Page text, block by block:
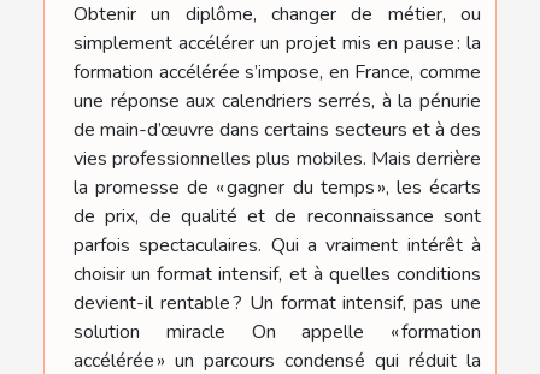
Obtenir un diplôme, changer de métier, ou
simplement accélérer un projet mis en pause : la
formation accélérée s’impose, en France, comme
une réponse aux calendriers serrés, à la pénurie
de main-d’œuvre dans certains secteurs et à des
vies professionnelles plus mobiles. Mais derrière
la promesse de « gagner du temps », les écarts
de prix, de qualité et de reconnaissance sont
parfois spectaculaires. Qui a vraiment intérêt à
choisir un format intensif, et à quelles conditions
devient-il rentable ? Un format intensif, pas une
solution miracle On appelle « formation
accélérée » un parcours condensé qui réduit la